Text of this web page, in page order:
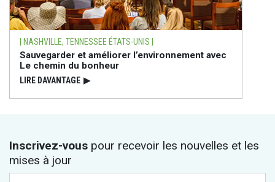
| NASHVILLE, TENNESSEE ÉTATS-UNIS |
Sauvegarder et améliorer l’environnement avec
Le chemin du bonheur
LIRE DAVANTAGE ▶
Inscrivez-vous pour recevoir les nouvelles et les
mises à jour